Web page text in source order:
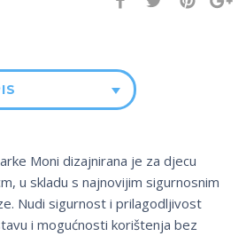
Moni dizajnirana je za djecu
u skladu s najnovijim sigurnosnim
Nudi sigurnost i prilagodljivost
i mogućnosti korištenja bez